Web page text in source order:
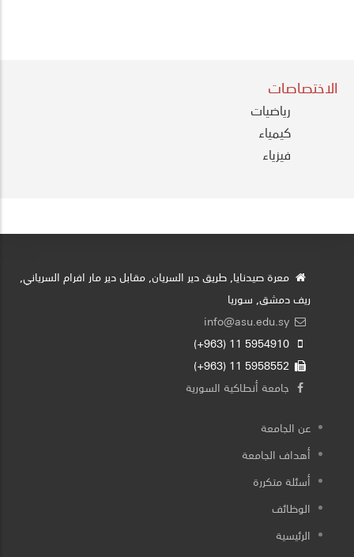
الاختصاصات
Science
رياضيات
كيمياء
فيزياء
معرة صيدنايا, طريق دير السريان, مقابل دير مار افرام السرياني,
ريف دمشق, سوريا
جامعة أنطاكية السورية
عن الجامعة
أهداف الجامعة
أسئلة متكررة
الوظائف
الرئيسية